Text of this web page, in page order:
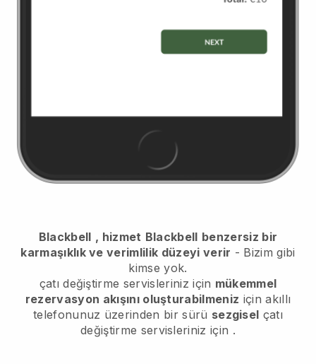
Blackbell , hizmet Blackbell benzersiz bir
karmaşıklık ve verimlilik düzeyi verir - Bizim gibi
kimse yok.
çatı değiştirme servisleriniz için mükemmel
rezervasyon akışını oluşturabilmeniz için akıllı
telefonunuz üzerinden bir sürü sezgisel çatı
değiştirme servisleriniz için .